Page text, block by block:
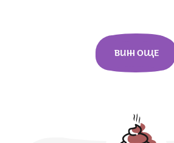
ВИЖ ОЩЕ